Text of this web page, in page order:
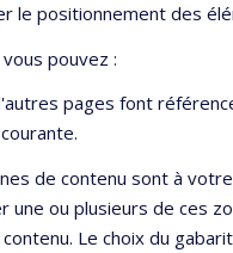
le positionnement des
vous pouvez :
pages font
de contenu sont à
une ou plusieurs de ces
Le choix du